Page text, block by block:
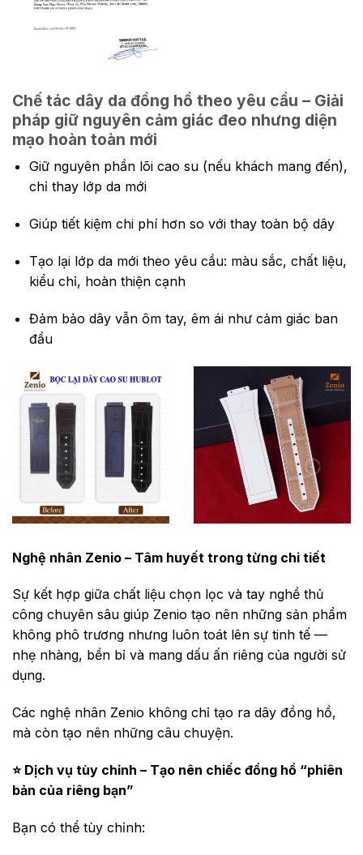
Chế tác dây da đồng hồ theo yêu cầu – Giải
pháp giữ nguyên cảm giác đeo nhưng diện
mạo hoàn toàn mới
Giữ nguyên phần lõi cao su (nếu khách mang đến),
chỉ thay lớp da mới
Giúp tiết kiệm chi phí hơn so với thay toàn bộ dây
Tạo lại lớp da mới theo yêu cầu: màu sắc, chất liệu,
kiểu chỉ, hoàn thiện cạnh
Đảm bảo dây vẫn ôm tay, êm ái như cảm giác ban
đầu
Nghệ nhân Zenio – Tâm huyết trong từng chi tiết
Sự kết hợp giữa chất liệu chọn lọc và tay nghề thủ
công chuyên sâu giúp Zenio tạo nên những sản phẩm
không phô trương nhưng luôn toát lên sự tinh tế —
nhẹ nhàng, bền bỉ và mang dấu ấn riêng của người sử
dụng.
Các nghệ nhân Zenio không chỉ tạo ra dây đồng hồ,
mà còn tạo nên những câu chuyện.
⭐ Dịch vụ tùy chỉnh – Tạo nên chiếc đồng hồ “phiên
bản của riêng bạn”
Bạn có thể tùy chỉnh: